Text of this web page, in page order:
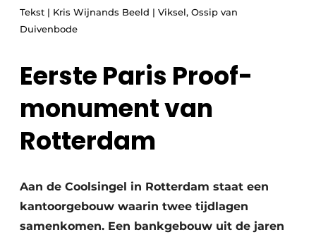
Podcasts
Vacature aanmelden
Vacatures
Video’s
Glas
Tekst | Kris Wijnands Beeld | Viksel, Ossip van
Duivenbode
Eerste Paris Proof-
monument van
Rotterdam
Aan de Coolsingel in Rotterdam staat een
kantoorgebouw waarin twee tijdlagen
samenkomen. Een bankgebouw uit de jaren